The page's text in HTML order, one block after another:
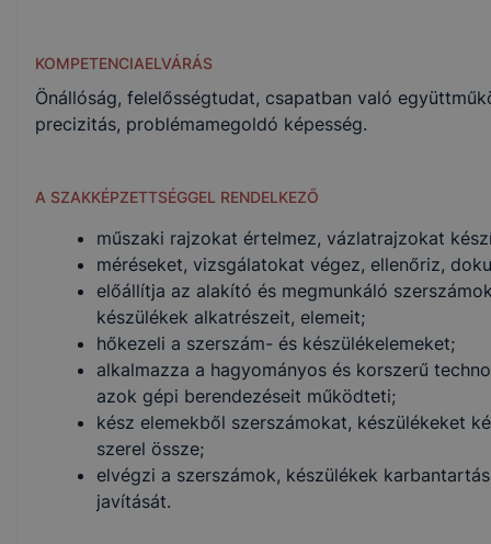
KOMPETENCIAELVÁRÁS
Önállóság, felelősségtudat, csapatban való
precizitás, problémamegoldó képesség.
A SZAKKÉPZETTSÉGGEL RENDELKEZŐ
műszaki rajzokat értelmez, vázlatrajzokat
méréseket, vizsgálatokat végez, ellenőriz,
előállítja az alakító és megmunkáló
készülékek alkatrészeit, elemeit;
hőkezeli a szerszám- és készülékelemeket;
alkalmazza a hagyományos és korszerű
azok gépi berendezéseit működteti;
kész elemekből szerszámokat, készülékeket
szerel össze;
elvégzi a szerszámok, készülékek
javítását.